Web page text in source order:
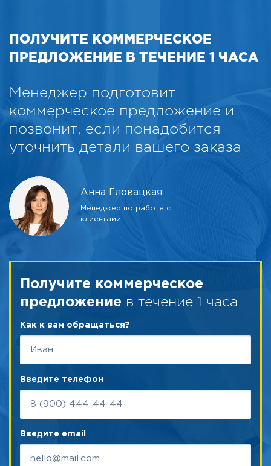
ПОЛУЧИТЕ КОММЕРЧЕСКОЕ
ПРЕДЛОЖЕНИЕ В ТЕЧЕНИЕ 1 ЧАСА
Менеджер подготовит
коммерческое предложение и
позвонит, если понадобится
уточнить детали вашего заказа
Анна Гловацкая
Менеджер по работе с
клиентами
Получите коммерческое
предложение в течение 1 часа
Как к вам обращаться?
Введите телефон
Введите email